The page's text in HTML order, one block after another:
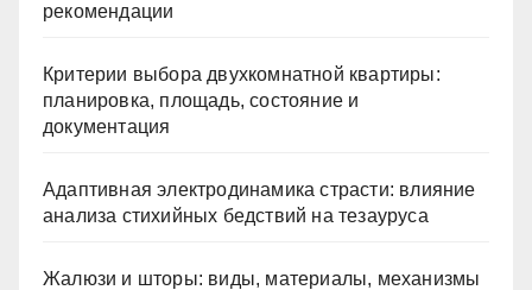
рекомендации
Критерии выбора двухкомнатной квартиры:
планировка, площадь, состояние и
документация
Адаптивная электродинамика страсти: влияние
анализа стихийных бедствий на тезауруса
Жалюзи и шторы: виды, материалы, механизмы